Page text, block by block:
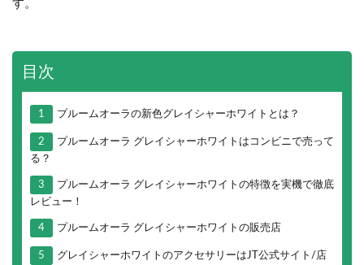
す。
目次
1 プルームオーラの新色グレイシャーホワイトとは？
2
プルームオーラ グレイシャーホワイトはコンビニで売って
る？
3
プルームオーラ グレイシャーホワイトの特徴を実機で徹底
レビュー！
4 プルームオーラ グレイシャーホワイトの販売店
5
グレイシャーホワイトのアクセサリーはJT公式サイト/店